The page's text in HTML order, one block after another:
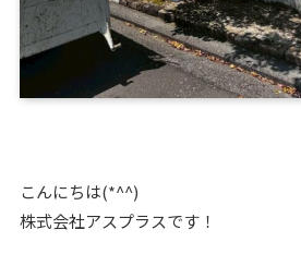
こんにちは(*^^)
株式会社アスプラスです！